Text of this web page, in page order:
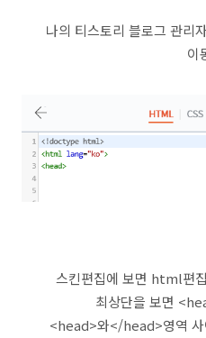
나의 티스토리 블로그 관리
이
스킨편집에 보면 html편
최상단을 보면
<head>와</head>영역 사